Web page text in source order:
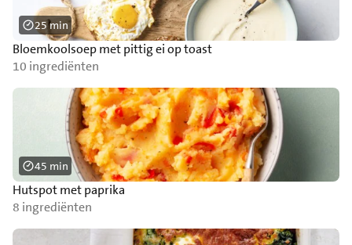
Bloemkoolsoep met pittig ei op toast
10 ingrediënten
25 min
Hutspot met paprika
8 ingrediënten
45 min